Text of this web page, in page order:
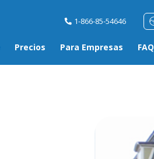
1-866-85-54646
Precios Para Empresas FAQ